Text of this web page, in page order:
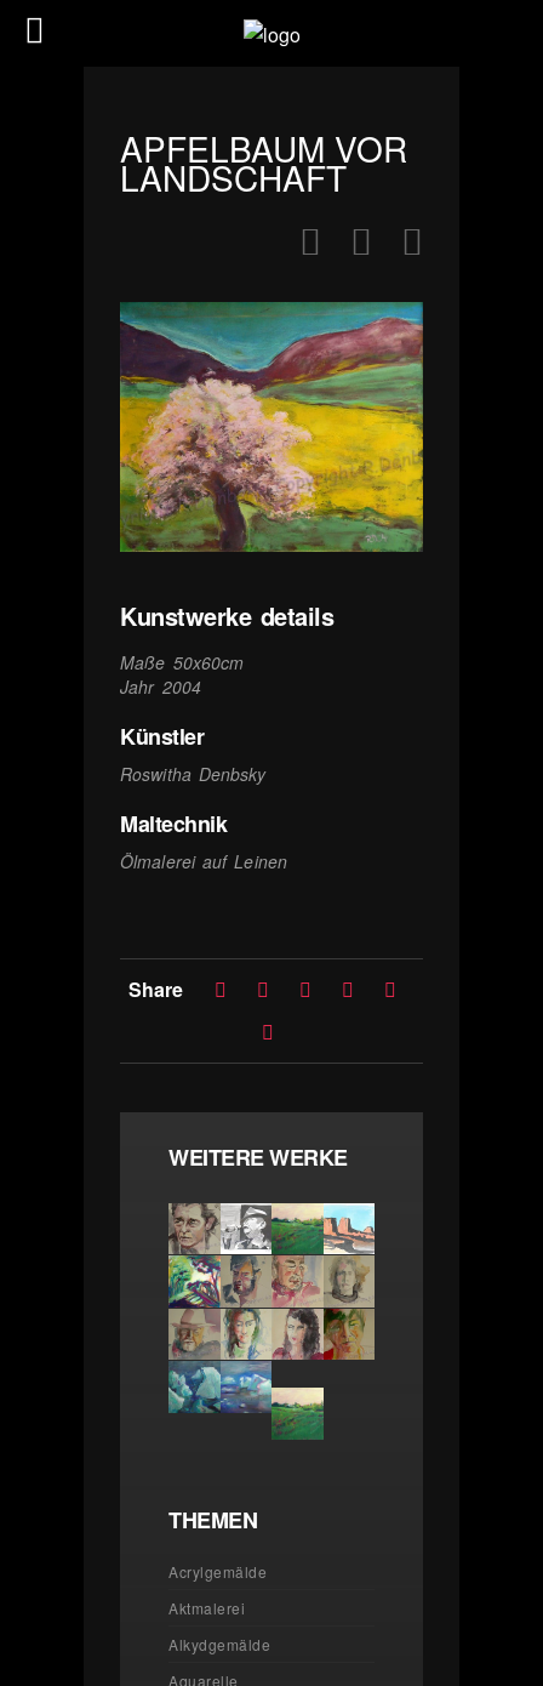
APFELBAUM VOR
LANDSCHAFT
Kunstwerke details
Maße 50x60cm
Jahr 2004
Künstler
Roswitha Denbsky
Maltechnik
Ölmalerei auf Leinen
Share
WEITERE WERKE
THEMEN
Acrylgemälde
Aktmalerei
Alkydgemälde
Aquarelle